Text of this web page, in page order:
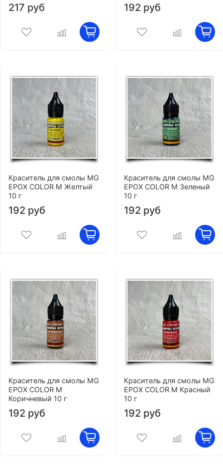
217 руб 192 руб
Краситель для смолы MG
EPOX COLOR M Желтый
10 г
192 руб
Краситель для смолы MG
EPOX COLOR M Зеленый
10 г
192 руб
Краситель для смолы MG
EPOX COLOR M
Коричневый 10 г
192 руб
Краситель для смолы MG
EPOX COLOR M Красный
10 г
192 руб